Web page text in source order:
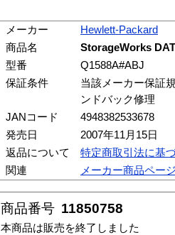
メーカー
Hewlett-Packard
商品名
StorageWorks
型番
Q1588A#ABJ
保証条件
当該メーカー保証
ンドバック修理
JANコード
4948382533678
発売日
2007年11月15日
返品について
特定商取引法に基
関連
メーカー商品ペー
商品番号 11850758
本商品は販売を終了しました